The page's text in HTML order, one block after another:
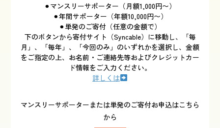
⚫︎マンスリーサポーター（月額1,000円〜）
⚫︎年間サポーター（年額10,000円〜）
⚫︎単発のご寄付（任意の金額で）
下のボタンから寄付サイト（Syncable）に移動し、「毎
月」、「毎年」、「今回のみ」のいずれかを選択し、金額
をご指定の上、お名前・ご連絡先等およびクレジットカー
ド情報をご入力ください。
詳しくは
マンスリーサポーターまたは単発のご寄付お申込はこちら
から